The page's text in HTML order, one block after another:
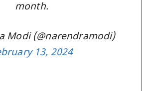
month.
Modi (@narendramodi)
13, 2024